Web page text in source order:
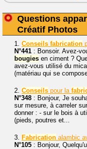
Questions
Créatif Photos
1. Conseils fabrication
N°441 : Bonsoir. Avez-
bougies en ciment ?
avez-vous utilisé du
(matériau qui se
2. Conseils pour la
N°348 : Bonjour, Je
sur mesure, à carreler
donner : - sur le bois à
(pieds, poutres et...
3. Fabrication alambic
N°105 : Bonjour,